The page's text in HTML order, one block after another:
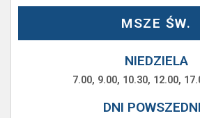
MSZE ŚW.
NIEDZIELA
7.00, 9.00, 10.30, 12.00,
DNI